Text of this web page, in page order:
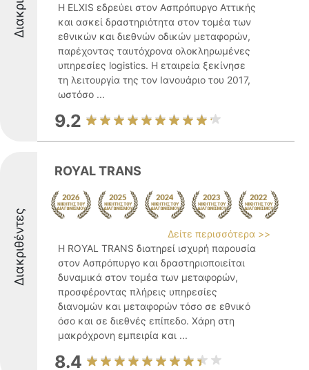
Η ELXIS εδρεύει στον Ασπρόπυργο Αττικής
και ασκεί δραστηριότητα στον τομέα των
εθνικών και διεθνών οδικών μεταφορών,
παρέχοντας ταυτόχρονα ολοκληρωμένες
υπηρεσίες logistics. Η εταιρεία ξεκίνησε
τη λειτουργία της τον Ιανουάριο του 2017,
ωστόσο ...
9.2
Διακριθέντες
ROYAL TRANS
Δείτε περισσότερα >>
Η ROYAL TRANS διατηρεί ισχυρή παρουσία
στον Ασπρόπυργο και δραστηριοποιείται
δυναμικά στον τομέα των μεταφορών,
προσφέροντας πλήρεις υπηρεσίες
διανομών και μεταφορών τόσο σε εθνικό
όσο και σε διεθνές επίπεδο. Χάρη στη
μακρόχρονη εμπειρία και ...
8.4